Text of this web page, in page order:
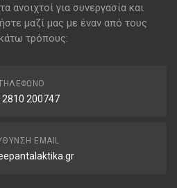
ανοιχτοί για συνεργασία και
μαζί μας με έναν από τους
τρόπους:
2810 200747
EMAIL